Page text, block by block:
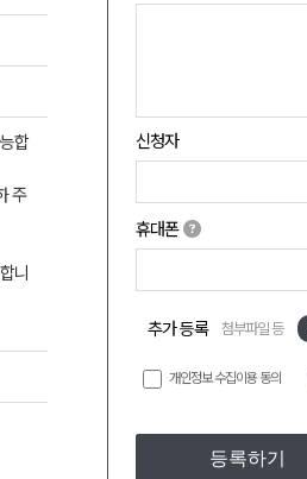
신청자
휴대폰
추가 등록 첨부파일 등
개인정보 수집이용 동의
등록하기
합
주
니